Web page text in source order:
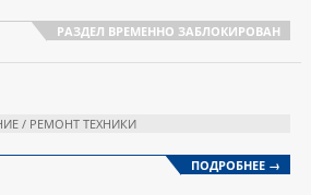
РАЗДЕЛ ВРЕМЕННО ЗАБЛОКИРОВАН
/ РЕМОНТ ТЕХНИКИ
ПОДРОБНЕЕ →